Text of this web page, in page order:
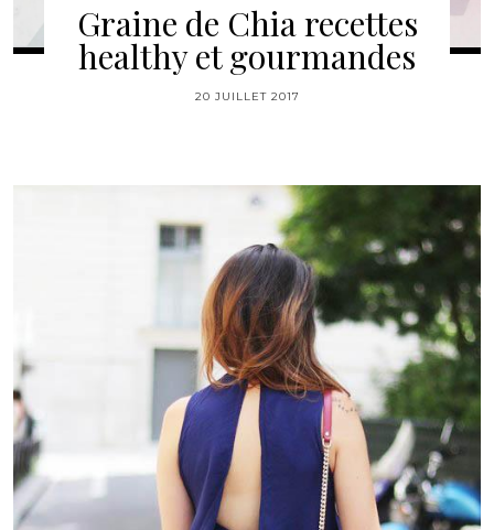
Graine de Chia recettes
healthy et gourmandes
20 JUILLET 2017